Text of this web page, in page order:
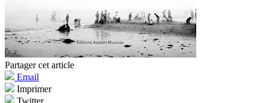
Partager cet article
Email
Imprimer